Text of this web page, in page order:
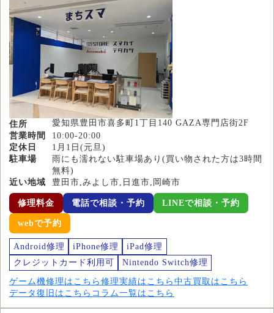
住所
愛知県豊田市喜多町1丁目140 GAZA専門店街2F
営業時間
10:00-20:00
定休日
1月1日(元旦)
駐車場
雨にも濡れない駐車場あり(買い物された方は3時間
無料)
近い地域
豊田市,みよし市,日進市,岡崎市
修理料金 電話で相談・予約 LINEで相談・予約
webで予約
Android修理 iPhone修理
iPad修理
クレジットカード利用可
Nintendo Switch修理
ゲーム機修理はこちら 修理実績はこちら 中古買取はこちら
データ復旧はこちら コラム一覧はこちら